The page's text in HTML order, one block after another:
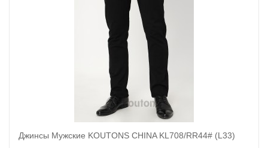
В корзину
Джинсы Мужские KOUTONS CHINA KL708/RR44# (L33)